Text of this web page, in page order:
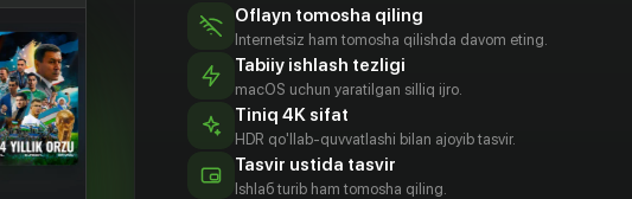
Oflayn tomosha qiling
Internetsiz ham tomosha qilishda davom eting.
Tabiiy ishlash tezligi
macOS uchun yaratilgan silliq ijro.
Tiniq 4K sifat
HDR qo'llab-quvvatlashi bilan ajoyib tasvir.
Tasvir ustida tasvir
Ishlаб turib ham tomosha qiling.